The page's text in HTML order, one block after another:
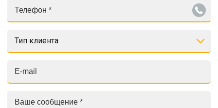
Тип клиента